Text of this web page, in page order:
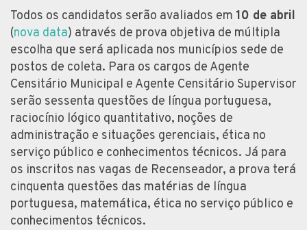
Todos os candidatos serão avaliados em 10 de abril
(nova data) através de prova objetiva de múltipla
escolha que será aplicada nos municípios sede de
postos de coleta. Para os cargos de Agente
Censitário Municipal e Agente Censitário Supervisor
serão sessenta questões de língua portuguesa,
raciocínio lógico quantitativo, noções de
administração e situações gerenciais, ética no
serviço público e conhecimentos técnicos. Já para
os inscritos nas vagas de Recenseador, a prova terá
cinquenta questões das matérias de língua
portuguesa, matemática, ética no serviço público e
conhecimentos técnicos.